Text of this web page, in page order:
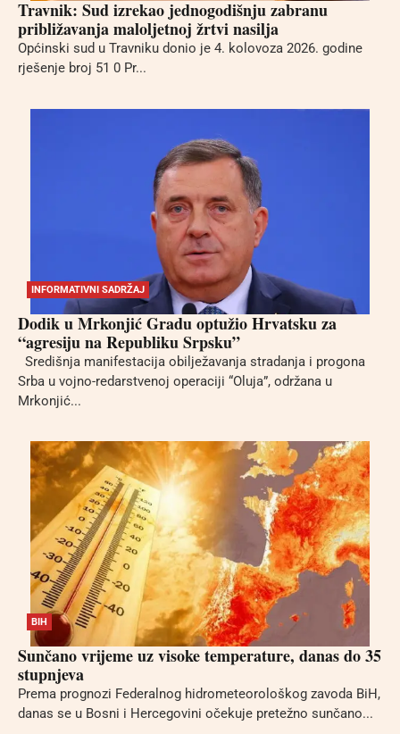
Travnik: Sud izrekao jednogodišnju zabranu
približavanja maloljetnoj žrtvi nasilja
Općinski sud u Travniku donio je 4. kolovoza 2026. godine
rješenje broj 51 0 Pr...
INFORMATIVNI SADRŽAJ
Dodik u Mrkonjić Gradu optužio Hrvatsku za
“agresiju na Republiku Srpsku”
Središnja manifestacija obilježavanja stradanja i progona
Srba u vojno-redarstvenoj operaciji “Oluja”, održana u
Mrkonjić...
BIH
Sunčano vrijeme uz visoke temperature, danas do 35
stupnjeva
Prema prognozi Federalnog hidrometeorološkog zavoda BiH,
danas se u Bosni i Hercegovini očekuje pretežno sunčano...